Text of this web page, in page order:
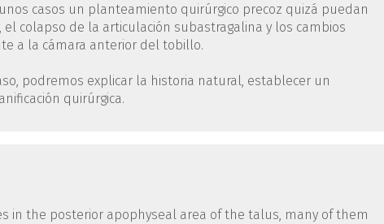
casos un planteamiento quirúrgico precoz quizá puedan
colapso de la articulación subastragalina y los cambios
a la cámara anterior del tobillo.
podremos explicar la historia natural, establecer un
quirúrgica.
in the posterior apophyseal area of the talus, many of them